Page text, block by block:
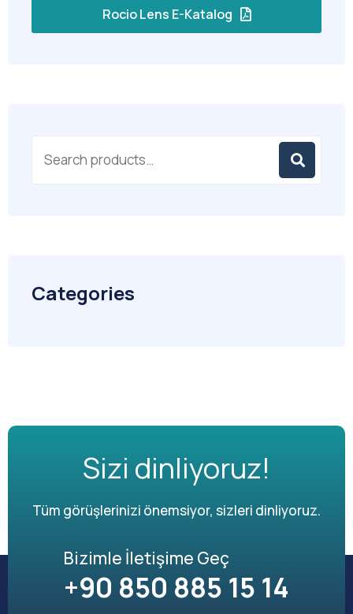
Rocio Lens E-Katalog
Categories
Sizi dinliyoruz!
Tüm görüşlerinizi önemsiyor, sizleri dinliyoruz.
Bizimle İletişime Geç
+90 850 885 15 14